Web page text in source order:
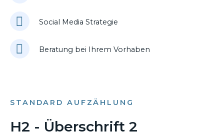
Social Media Strategie
Beratung bei Ihrem Vorhaben
STANDARD AUFZÄHLUNG
H2 - Überschrift 2